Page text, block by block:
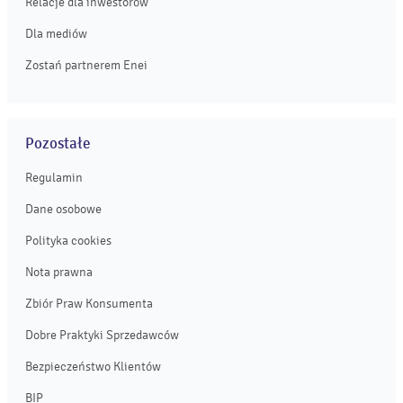
Dla mediów
Zostań partnerem Enei
Pozostałe
Regulamin
Dane osobowe
Polityka cookies
Nota prawna
Zbiór Praw Konsumenta
Dobre Praktyki Sprzedawców
Bezpieczeństwo Klientów
BIP